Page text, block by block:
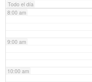
Todo el día
8:00 am
9:00 am
10:00 am